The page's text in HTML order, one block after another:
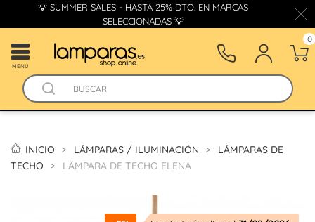
💡 SUMMER SALES - HASTA 25% DTO. EN MARCAS
SELECCIONADAS 💡
MENÚ
0
INICIO LÁMPARAS / ILUMINACIÓN
LÁMPARAS DE
TECHO
LÁMPARA DE TECHO ELENA